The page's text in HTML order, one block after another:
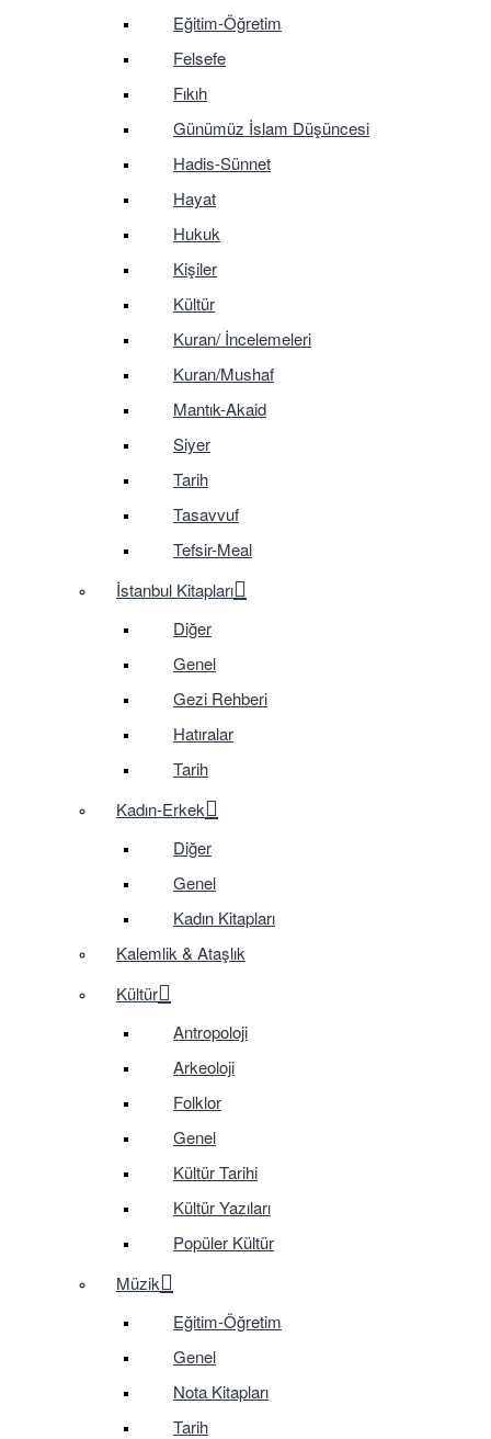
Eğitim-Öğretim
Felsefe
Fıkıh
Günümüz İslam Düşüncesi
Hadis-Sünnet
Hayat
Hukuk
Kişiler
Kültür
Kuran/ İncelemeleri
Kuran/Mushaf
Mantık-Akaid
Siyer
Tarih
Tasavvuf
Tefsir-Meal
İstanbul Kitapları
Diğer
Genel
Gezi Rehberi
Hatıralar
Tarih
Kadın-Erkek
Diğer
Genel
Kadın Kitapları
Kalemlik & Ataşlık
Kültür
Antropoloji
Arkeoloji
Folklor
Genel
Kültür Tarihi
Kültür Yazıları
Popüler Kültür
Müzik
Eğitim-Öğretim
Genel
Nota Kitapları
Tarih